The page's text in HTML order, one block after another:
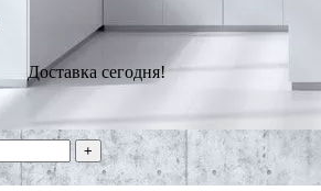
Доставка сегодня!
+